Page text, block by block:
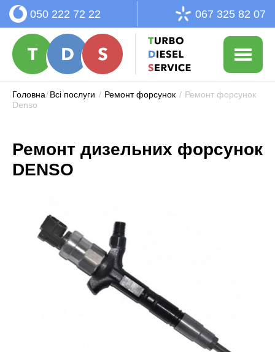
050 222 72 22 067 325 82 07
Головна/Всі послуги / Ремонт форсунок / Ремонт форсунок
Denso
Ремонт дизельних форсунок
DENSO